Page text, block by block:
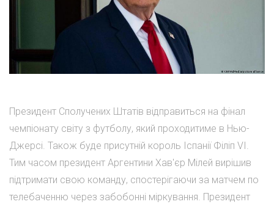
Президент Сполучених Штатів відправиться на фінал
чемпіонату світу з футболу, який проходитиме в Нью-
Джерсі. Також буде присутній король Іспанії Філіп VI.
Тим часом президент Аргентини Хав'єр Мілей вирішив
підтримати свою команду, спостерігаючи за матчем по
телебаченню через забобонні міркування. Президент